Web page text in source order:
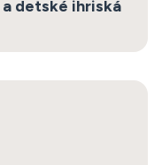
detské ihriská